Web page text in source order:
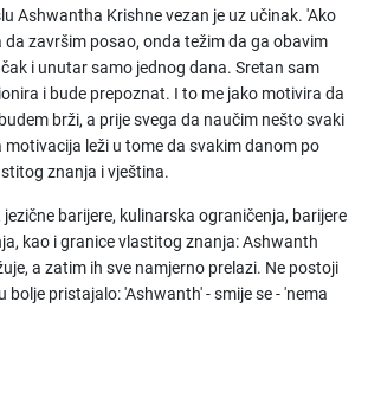
Ashwantha Krishne vezan je uz učinak. 'Ako
da završim posao, onda težim da ga obavim
i unutar samo jednog dana. Sretan sam
i bude prepoznat. I to me jako motivira da
brži, a prije svega da naučim nešto svaki
motivacija leži u tome da svakim danom po
znanja i vještina.
barijere, kulinarska ograničenja, barijere
kao i granice vlastitog znanja: Ashwanth
a zatim ih sve namjerno prelazi. Ne postoji
bolje pristajalo: 'Ashwanth' - smije se - 'nema